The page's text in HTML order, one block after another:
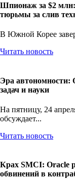
Шпионаж за $2 млн:
тюрьмы за слив
В Южной Корее
Читать новость
Эра автономности:
задач и науки
На пятницу, 24
обсуждает...
Читать новость
Крах SMCI: Oracle
обвинений в